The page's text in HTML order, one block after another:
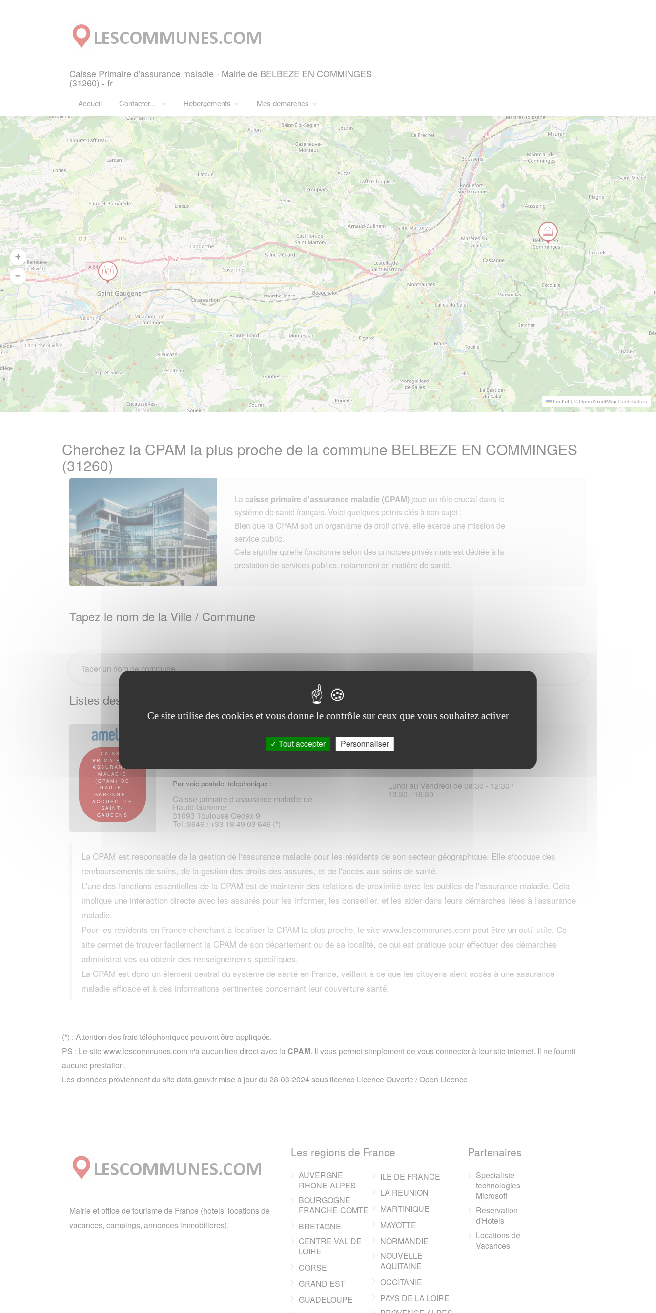
Caisse Primaire d'assurance maladie - Mairie de BELBEZE EN COMMINGES
(31260) - fr
Accueil Contacter... Hebergements Mes demarches
Leaflet | ©OpenStreetMapContributors
Cherchez la CPAM la plus proche de la commune BELBEZE EN COMMINGES
(31260)
Lacaisse primaire d'assurance maladie (CPAM)joue un rôle crucial dans le
système de santé français. Voici quelques points clés à son sujet :
Bien que la CPAM soit un organisme de droit privé, elle exerce une mission de
service public.
Cela signifie qu'elle fonctionne selon des principes privés mais est dédiée à la
prestation de services publics, notamment en matière de santé.
Tapez le nom de la Ville / Commune
Listes des CPAM à BELBEZE EN COMMINGES et sa region
CAISSE
PRIMAIRE D
ASSURANCE
MALADIE
(CPAM) DE
HAUTE-
GARONNE -
ACCUEIL DE
SAINT-
GAUDENS
Par voie postale, telephonique :
Caisse primaire d assurance maladie de
Haute-Garonne
31093 Toulouse Cedex 9
Tel :3646 / +33 18 49 03 646 (*)
Lundi au Vendredi de 08:30 - 12:30 /
13:30 - 16:30
La CPAM est responsable de la gestion de l'assurance maladie pour les résidents de son secteur géographique. Elle s'occupe des
remboursements de soins, de la gestion des droits des assurés, et de l'accès aux soins de santé.
L'une des fonctions essentielles de la CPAM est de maintenir des relations de proximité avec les publics de l'assurance maladie. Cela
implique une interaction directe avec les assurés pour les informer, les conseiller, et les aider dans leurs démarches liées à l'assurance
maladie.
Pour les résidents en France cherchant à localiser la CPAM la plus proche, le site www.lescommunes.com peut être un outil utile. Ce
site permet de trouver facilement la CPAM de son département ou de sa localité, ce qui est pratique pour effectuer des démarches
administratives ou obtenir des renseignements spécifiques.
La CPAM est donc un élément central du système de santé en France, veillant à ce que les citoyens aient accès à une assurance
maladie efficace et à des informations pertinentes concernant leur couverture santé.
(*) : Attention des frais téléphoniques peuvent être appliqués.
PS : Le site www.lescommunes.com n'a aucun lien direct avec laCPAM. Il vous permet simplement de vous connecter à leur site internet. Il ne fournit
aucune prestation.
Les données proviennent du site data.gouv.fr mise à jour du 28-03-2024 sous licence Licence Ouverte / Open Licence
Mairie et office de tourisme de France (hotels, locations de
vacances, campings, annonces immobilieres).
Les regions de France
AUVERGNE
RHONE-ALPES
BOURGOGNE
FRANCHE-COMTE
BRETAGNE
CENTRE VAL DE
LOIRE
CORSE
GRAND EST
GUADELOUPE
ILE DE FRANCE
LA REUNION
MARTINIQUE
MAYOTTE
NORMANDIE
NOUVELLE
AQUITAINE
OCCITANIE
PAYS DE LA LOIRE
Partenaires
Specialiste
technologies
Microsoft
Reservation
d'Hotels
Locations de
Vacances
Ce site utilise des cookies et vous donne le contrôle sur ceux que vous souhaitez activer
Tout accepter Personnaliser